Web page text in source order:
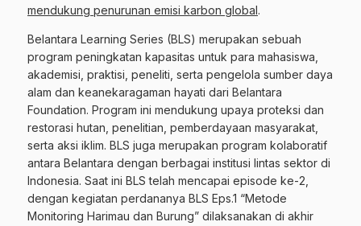
mendukung penurunan emisi karbon global.
Belantara Learning Series (BLS) merupakan sebuah
program peningkatan kapasitas untuk para mahasiswa,
akademisi, praktisi, peneliti, serta pengelola sumber daya
alam dan keanekaragaman hayati dari Belantara
Foundation. Program ini mendukung upaya proteksi dan
restorasi hutan, penelitian, pemberdayaan masyarakat,
serta aksi iklim. BLS juga merupakan program kolaboratif
antara Belantara dengan berbagai institusi lintas sektor di
Indonesia. Saat ini BLS telah mencapai episode ke-2,
dengan kegiatan perdananya BLS Eps.1 “Metode
Monitoring Harimau dan Burung” dilaksanakan di akhir